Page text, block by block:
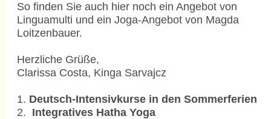
So finden Sie auch hier noch ein Angebot von
Linguamulti und ein Joga-Angebot von Magda
Loitzenbauer.
Herzliche Grüße,
Clarissa Costa, Kinga Sarvajcz
1. Deutsch-Intensivkurse in den Sommerferien
2. Integratives Hatha Yoga